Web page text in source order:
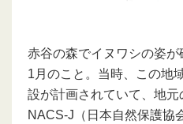
赤谷の森でイヌワシの姿
1月のこと。当時、この地
設が計画されていて、地
NACS-J（日本自然保護協